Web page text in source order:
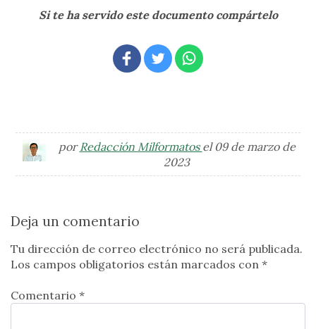
Si te ha servido este documento compártelo
por Redacción Milformatos el 09 de marzo de
2023
Deja un comentario
Tu dirección de correo electrónico no será publicada.
Los campos obligatorios están marcados con *
Comentario *